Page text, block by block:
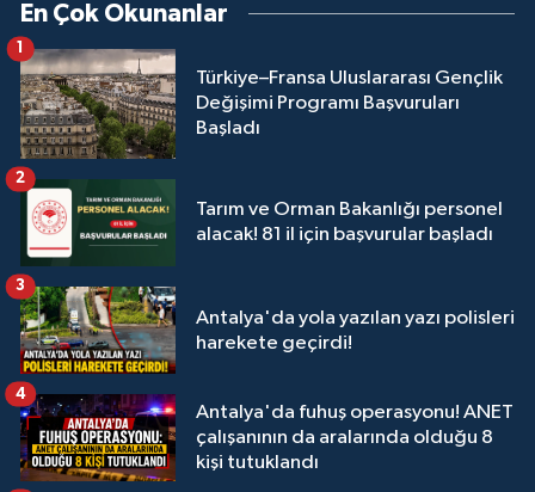
En Çok Okunanlar
Türkiye–Fransa Uluslararası Gençlik
Değişimi Programı Başvuruları
Başladı
1
Tarım ve Orman Bakanlığı personel
alacak! 81 il için başvurular başladı
2
Antalya'da yola yazılan yazı polisleri
harekete geçirdi!
3
Antalya'da fuhuş operasyonu! ANET
çalışanının da aralarında olduğu 8
kişi tutuklandı
4